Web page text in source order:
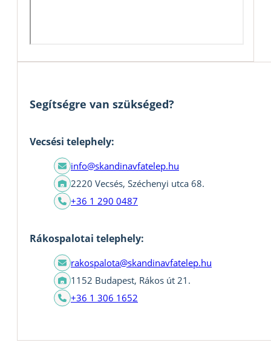
Segítségre van szükséged?
Vecsési telephely:
info@skandinavfatelep.hu
2220 Vecsés, Széchenyi utca 68.
+36 1 290 0487
Rákospalotai telephely:
rakospalota@skandinavfatelep.hu
1152 Budapest, Rákos út 21.
+36 1 306 1652